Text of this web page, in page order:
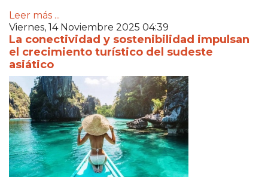
Leer más ...
Viernes, 14 Noviembre 2025 04:39
La conectividad y sostenibilidad impulsan
el crecimiento turístico del sudeste
asiático